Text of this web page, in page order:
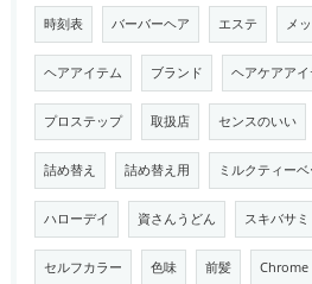
時刻表 バーバーヘア エステ メ
ヘアアイテム ブランド ヘアケアアイ
プロステップ 取扱店 センスのいい
詰め替え 詰め替え用 ミルクティー
ハローデイ 資さんうどん スキバサミ
セルフカラー 色味 前髪 Chrome